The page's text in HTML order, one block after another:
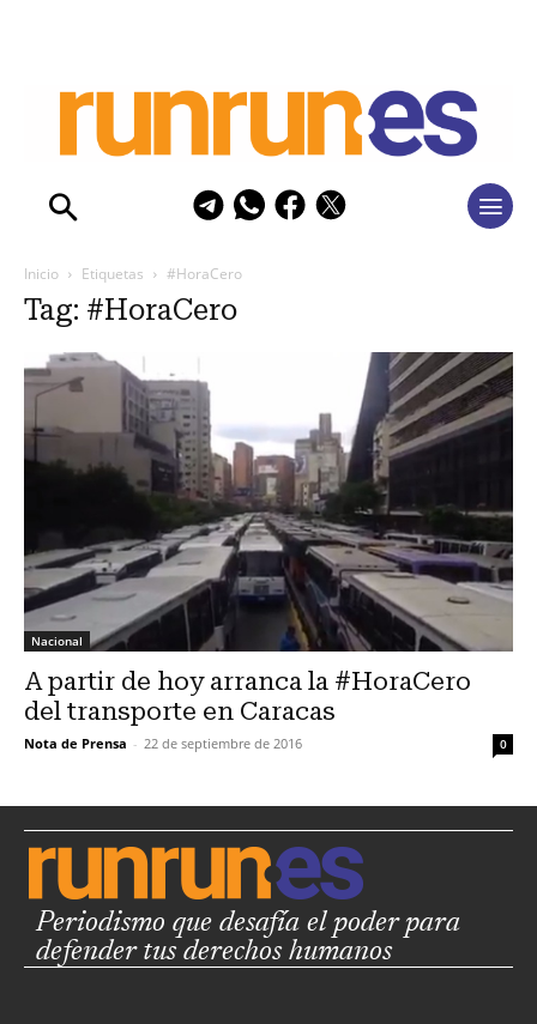
Inicio Etiquetas #HoraCero
Tag: #HoraCero
Nacional
A partir de hoy arranca la #HoraCero
del transporte en Caracas
Nota de Prensa - 22 de septiembre de 2016 0
Periodismo que desafía el poder para
defender tus derechos humanos